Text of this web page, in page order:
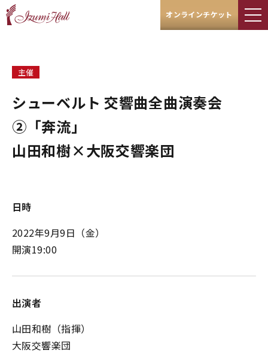
オンラインチケット
主催
シューベルト 交響曲全曲演奏会
②「奔流」
山田和樹×大阪交響楽団
日時
2022年9月9日（金）
開演19:00
出演者
山田和樹（指揮）
大阪交響楽団